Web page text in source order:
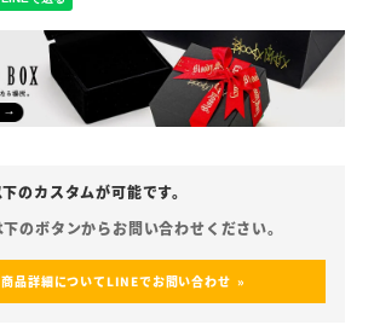
商品詳細についてLINEでお問い合わせ